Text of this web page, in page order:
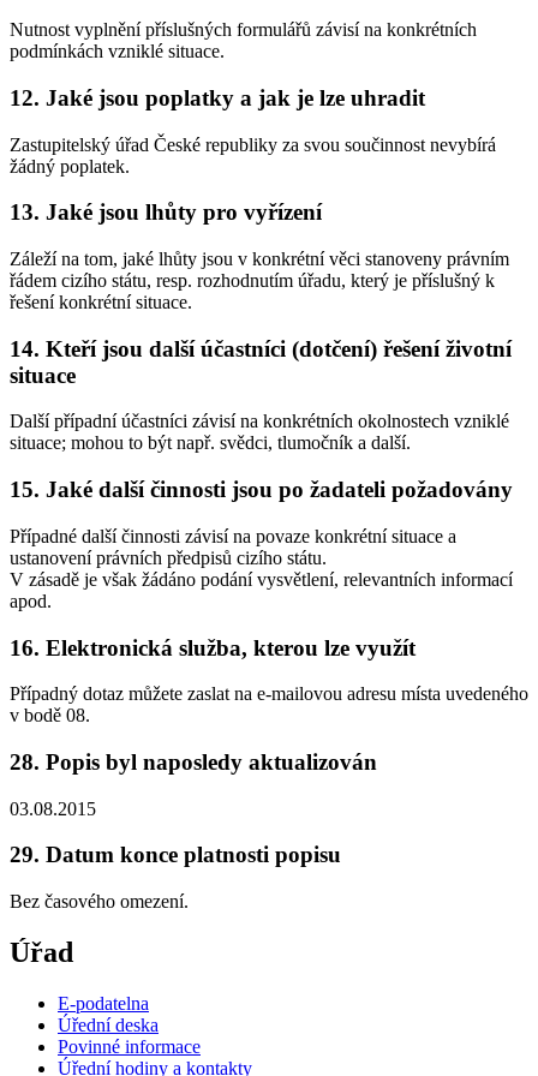
Nutnost vyplnění příslušných formulářů závisí na konkrétních
podmínkách vzniklé situace.
12. Jaké jsou poplatky a jak je lze uhradit
Zastupitelský úřad České republiky za svou součinnost nevybírá
žádný poplatek.
13. Jaké jsou lhůty pro vyřízení
Záleží na tom, jaké lhůty jsou v konkrétní věci stanoveny právním
řádem cizího státu, resp. rozhodnutím úřadu, který je příslušný k
řešení konkrétní situace.
14. Kteří jsou další účastníci (dotčení) řešení životní
situace
Další případní účastníci závisí na konkrétních okolnostech vzniklé
situace; mohou to být např. svědci, tlumočník a další.
15. Jaké další činnosti jsou po žadateli požadovány
Případné další činnosti závisí na povaze konkrétní situace a
ustanovení právních předpisů cizího státu.
V zásadě je však žádáno podání vysvětlení, relevantních informací
apod.
16. Elektronická služba, kterou lze využít
Případný dotaz můžete zaslat na e-mailovou adresu místa uvedeného
v bodě 08.
28. Popis byl naposledy aktualizován
03.08.2015
29. Datum konce platnosti popisu
Bez časového omezení.
Úřad
E-podatelna
Úřední deska
Povinné informace
Úřední hodiny a kontakty